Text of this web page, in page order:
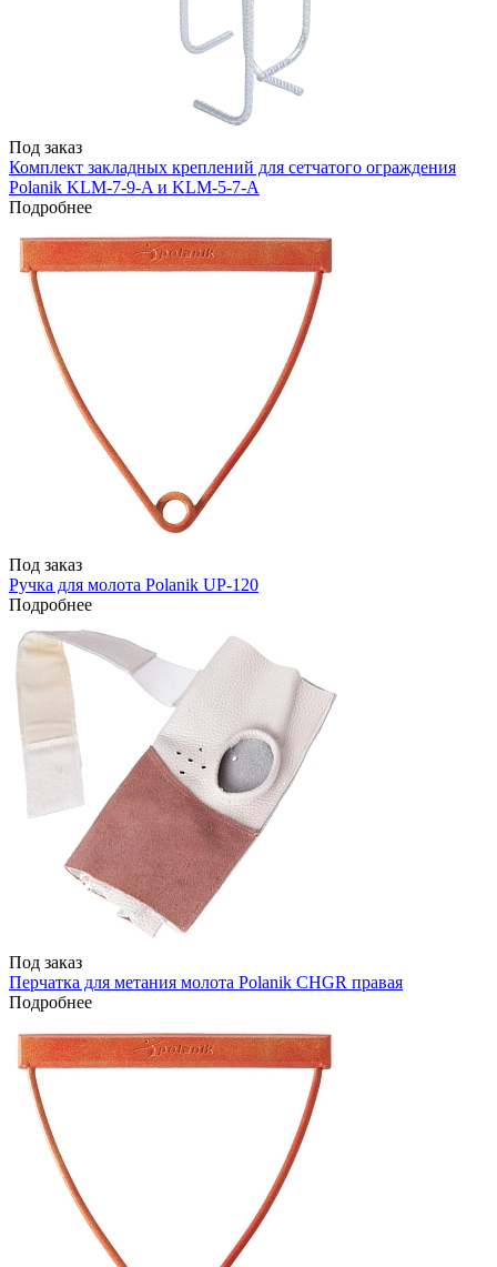
Под заказ
Комплект закладных креплений для сетчатого ограждения
Polanik KLM-7-9-A и KLM-5-7-А
Подробнее
Под заказ
Ручка для молота Polanik UP-120
Подробнее
Под заказ
Перчатка для метания молота Polanik CHGR правая
Подробнее